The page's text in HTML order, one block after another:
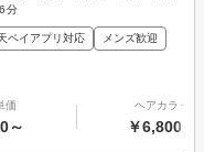
分
ペイアプリ対応 メンズ歓迎
価
～
ヘアカラー
￥6,800～